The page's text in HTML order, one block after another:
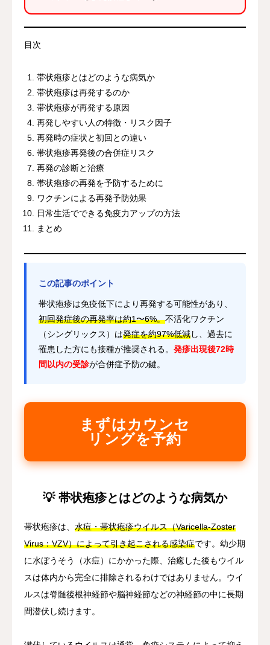
目次
帯状疱疹とはどのような病気か
帯状疱疹は再発するのか
帯状疱疹が再発する原因
再発しやすい人の特徴・リスク因子
再発時の症状と初回との違い
帯状疱疹再発後の合併症リスク
再発の診断と治療
帯状疱疹の再発を予防するために
ワクチンによる再発予防効果
日常生活でできる免疫力アップの方法
まとめ
この記事のポイント
帯状疱疹は免疫低下により再発する可能性があり、
初回発症後の再発率は約1〜6%。不活化ワクチン
（シングリックス）は発症を約97%低減し、過去に
罹患した方にも接種が推奨される。 発疹出現後72時
間以内の受診が合併症予防の鍵。
まずはカウンセ
リングを予約
💡 帯状疱疹とはどのような病気か
帯状疱疹は、 水痘・帯状疱疹ウイルス（Varicella-Zoster
Virus：VZV）によって引き起こされる感染症です。幼少期
に水ぼうそう（水痘）にかかった際、治癒した後もウイル
スは体内から完全に排除されるわけではありません。ウイ
ルスは脊髄後根神経節や脳神経節などの神経節の中に長期
間潜伏し続けます。